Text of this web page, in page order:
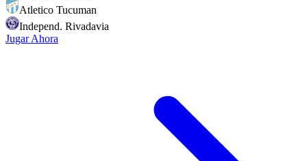
Atletico Tucuman
Independ. Rivadavia
Jugar Ahora